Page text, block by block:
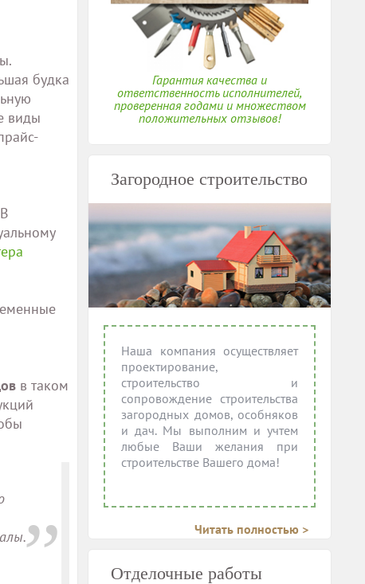
будка
виды
в таком
Гарантия качества и
ответственность исполнителей,
проверенная годами и множеством
положительных отзывов!
Загородное строительство
Наша компания осуществляет
проектирование,
строительство и
сопровождение строительства
загородных домов, особняков
и дач. Мы выполним и учтем
любые Ваши желания при
строительстве Вашего дома!
Читать полностью >
Отделочные работы